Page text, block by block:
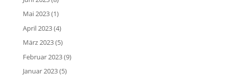
Mai 2023(1)
April 2023(4)
März 2023(5)
Februar 2023(9)
Januar 2023(5)